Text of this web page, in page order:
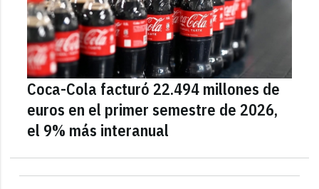
Coca-Cola facturó 22.494 millones de
euros en el primer semestre de 2026,
el 9% más interanual